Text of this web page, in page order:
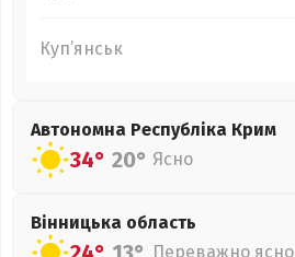
Куп’янськ
Автономна Республіка Крим
34° 20° Ясно
Вінницька область
Переважно ясно